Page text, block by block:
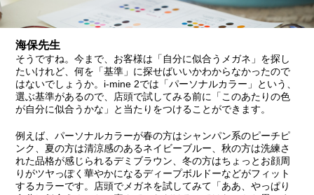
海保先生
そうですね。今まで、お客様は「自分に似合うメガネ」を探し
たいけれど、何を「基準」に探せばいいかわからなかったので
はないでしょうか。i-mine 2では「パーソナルカラー」という、
選ぶ基準があるので、店頭で試してみる前に「このあたりの色
が自分に似合うかな」と当たりをつけることができます。
例えば、パーソナルカラーが春の方はシャンパン系のピーチピ
ンク、夏の方は清涼感のあるネイビーブルー、秋の方は洗練さ
れた品格が感じられるデミブラウン、冬の方はちょっとお顔周
りがツヤっぽく華やかになるディープボルドーなどがフィット
するカラーです。店頭でメガネを試してみて「ああ、やっぱり